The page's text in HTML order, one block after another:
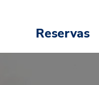
Reservas